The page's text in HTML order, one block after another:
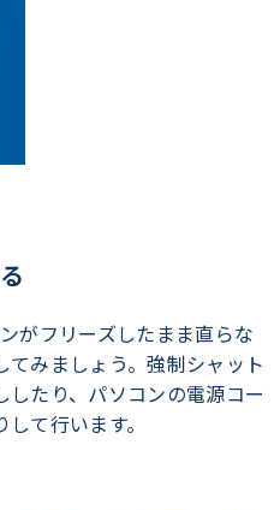
がフリーズしたまま直らな
みましょう。強制シャット
たり、パソコンの電源コー
て行います。